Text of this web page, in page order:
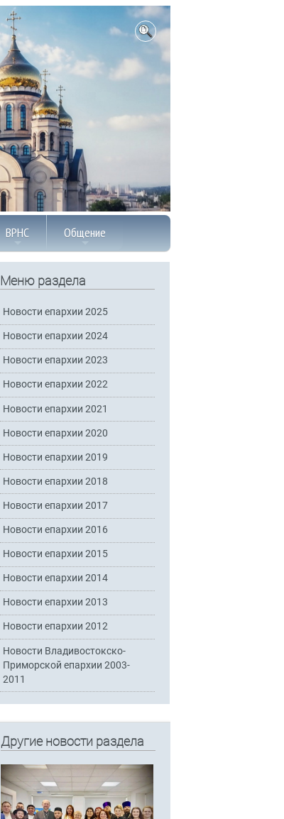
ВРНС Общение
Меню раздела
Новости епархии 2025
Новости епархии 2024
Новости епархии 2023
Новости епархии 2022
Новости епархии 2021
Новости епархии 2020
Новости епархии 2019
Новости епархии 2018
Новости епархии 2017
Новости епархии 2016
Новости епархии 2015
Новости епархии 2014
Новости епархии 2013
Новости епархии 2012
Новости Владивостокско-
Приморской епархии 2003-
2011
Другие новости раздела